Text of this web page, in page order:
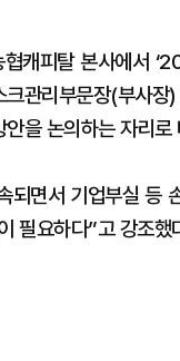
캐피탈 본사에서
관리부문장(부사
을 논의하는 자리로
되면서 기업부실 등
필요하다”고 강조했